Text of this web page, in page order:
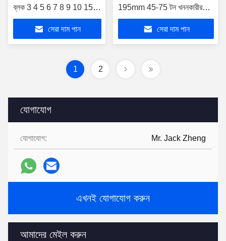
যোগাযোগ
যোগাযোগ: Mr. Jack Zheng
এখনই যোগাযোগ করুন
আমাদের মেইল করুন
ব্লক 3 4 5 6 7 8 9 10 15
20 টন খননকারীর জন্য
সেরা দাম পান
195mm 45-75 টন খননকারীর
জন্য
সেরা দাম পান
1 2